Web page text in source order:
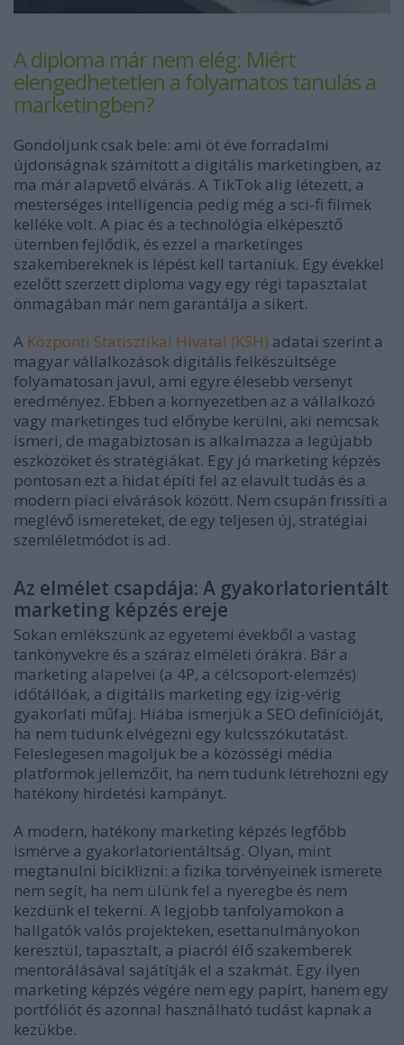
A diploma már nem elég: Miért
elengedhetetlen a folyamatos tanulás a
marketingben?
Gondoljunk csak bele: ami öt éve forradalmi
újdonságnak számított a digitális marketingben, az
ma már alapvető elvárás. A TikTok alig létezett, a
mesterséges intelligencia pedig még a sci-fi filmek
kelléke volt. A piac és a technológia elképesztő
ütemben fejlődik, és ezzel a marketinges
szakembereknek is lépést kell tartaniuk. Egy évekkel
ezelőtt szerzett diploma vagy egy régi tapasztalat
önmagában már nem garantálja a sikert.
A Központi Statisztikai Hivatal (KSH) adatai szerint a
magyar vállalkozások digitális felkészültsége
folyamatosan javul, ami egyre élesebb versenyt
eredményez. Ebben a környezetben az a vállalkozó
vagy marketinges tud előnybe kerülni, aki nemcsak
ismeri, de magabiztosan is alkalmazza a legújabb
eszközöket és stratégiákat. Egy jó marketing képzés
pontosan ezt a hidat építi fel az elavult tudás és a
modern piaci elvárások között. Nem csupán frissíti a
meglévő ismereteket, de egy teljesen új, stratégiai
szemléletmódot is ad.
Az elmélet csapdája: A gyakorlatorientált
marketing képzés ereje
Sokan emlékszünk az egyetemi évekből a vastag
tankönyvekre és a száraz elméleti órákra. Bár a
marketing alapelvei (a 4P, a célcsoport-elemzés)
időtállóak, a digitális marketing egy ízig-vérig
gyakorlati műfaj. Hiába ismerjük a SEO definícióját,
ha nem tudunk elvégezni egy kulcsszókutatást.
Feleslegesen magoljuk be a közösségi média
platformok jellemzőit, ha nem tudunk létrehozni egy
hatékony hirdetési kampányt.
A modern, hatékony marketing képzés legfőbb
ismérve a gyakorlatorientáltság. Olyan, mint
megtanulni biciklizni: a fizika törvényeinek ismerete
nem segít, ha nem ülünk fel a nyeregbe és nem
kezdünk el tekerni. A legjobb tanfolyamokon a
hallgatók valós projekteken, esettanulmányokon
keresztül, tapasztalt, a piacról élő szakemberek
mentorálásával sajátítják el a szakmát. Egy ilyen
marketing képzés végére nem egy papírt, hanem egy
portfóliót és azonnal használható tudást kapnak a
kezükbe.